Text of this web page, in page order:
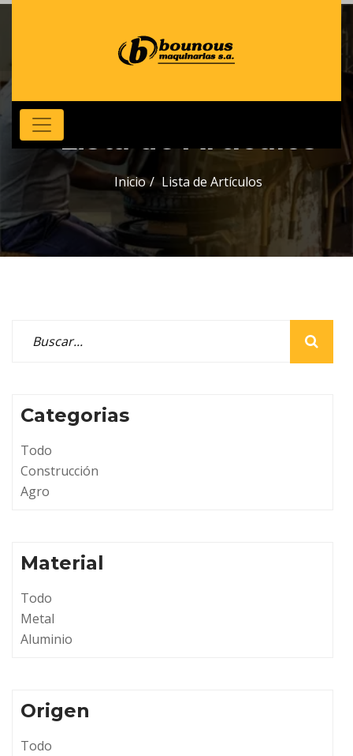
Lista de Artículos
Inicio Lista de Artículos
Categorias
Todo
Construcción
Agro
Material
Todo
Metal
Aluminio
Origen
Todo